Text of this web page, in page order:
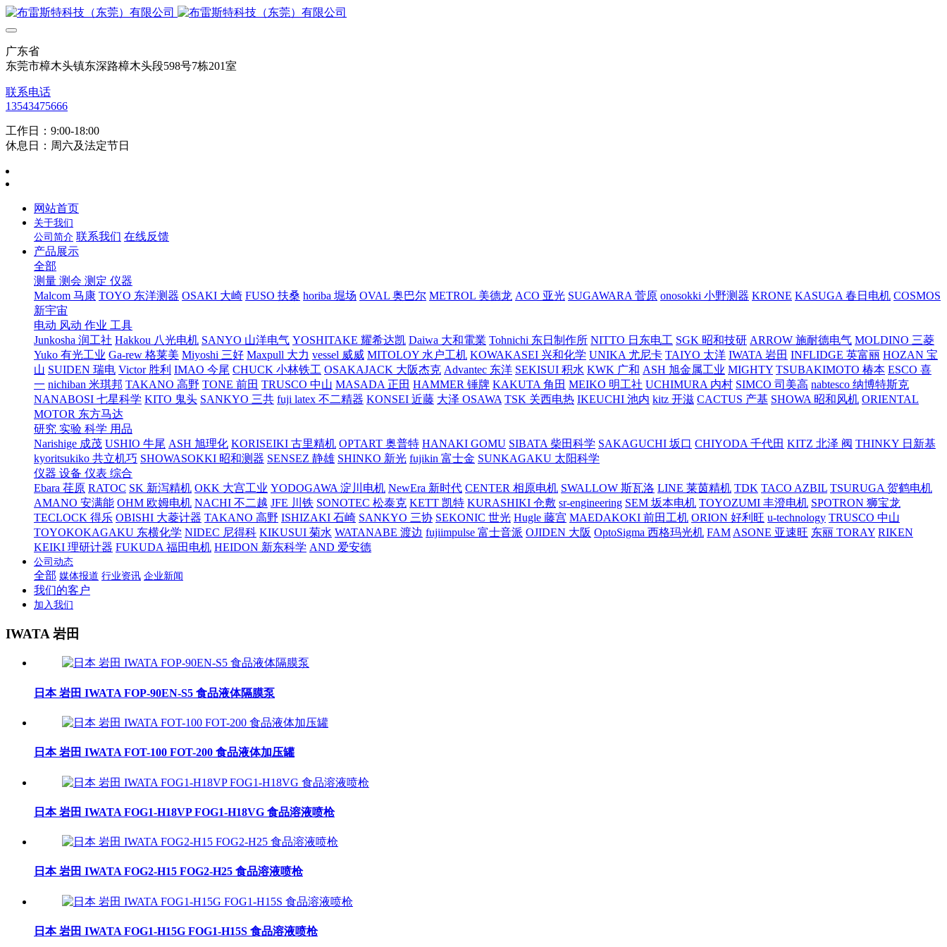
广东省
东莞市樟木头镇东深路樟木头段598号7栋201室
联系电话
13543475666
工作日：9:00-18:00
休息日：周六及法定节日
网站首页
关于我们
公司简介 联系我们 在线反馈
产品展示
全部
测量 测会 测定 仪器
Malcom 马康 TOYO 东洋测器 OSAKI 大崎 FUSO 扶桑 horiba 堀场 OVAL 奥巴尔 METROL 美德龙 ACO 亚光 SUGAWARA 菅原 onosokki 小野测器 KRONE KASUGA 春日电机 COSMOS
新宇宙
电动 风动 作业 工具
Junkosha 润工社 Hakkou 八光电机 SANYO 山洋电气 YOSHITAKE 耀希达凯 Daiwa 大和電業 Tohnichi 东日制作所 NITTO 日东电工 SGK 昭和技研 ARROW 施耐德电气 MOLDINO 三菱
Yuko 有光工业 Ga-rew 格莱美 Miyoshi 三好 Maxpull 大力 vessel 威威 MITOLOY 水户工机 KOWAKASEI 兴和化学 UNIKA 尤尼卡 TAIYO 太洋 IWATA 岩田 INFLIDGE 英富丽 HOZAN 宝
山 SUIDEN 瑞电 Victor 胜利 IMAO 今尾 CHUCK 小林铁工 OSAKAJACK 大阪杰克 Advantec 东洋 SEKISUI 积水 KWK 广和 ASH 旭金属工业 MIGHTY TSUBAKIMOTO 椿本 ESCO 喜
一 nichiban 米琪邦 TAKANO 高野 TONE 前田 TRUSCO 中山 MASADA 正田 HAMMER 锤牌 KAKUTA 角田 MEIKO 明工社 UCHIMURA 内村 SIMCO 司美高 nabtesco 纳博特斯克
NANABOSI 七星科学 KITO 鬼头 SANKYO 三共 fuji latex 不二精器 KONSEI 近藤 大泽 OSAWA TSK 关西电热 IKEUCHI 池内 kitz 开滋 CACTUS 产基 SHOWA 昭和风机 ORIENTAL
MOTOR 东方马达
研究 实验 科学 用品
Narishige 成茂 USHIO 牛尾 ASH 旭理化 KORISEIKI 古里精机 OPTART 奥普特 HANAKI GOMU SIBATA 柴田科学 SAKAGUCHI 坂口 CHIYODA 千代田 KITZ 北泽 阀 THINKY 日新基
kyoritsukiko 共立机巧 SHOWASOKKI 昭和测器 SENSEZ 静雄 SHINKO 新光 fujikin 富士金 SUNKAGAKU 太阳科学
仪器 设备 仪表 综合
Ebara 荏原 RATOC SK 新泻精机 OKK 大宫工业 YODOGAWA 淀川电机 NewEra 新时代 CENTER 相原电机 SWALLOW 斯瓦洛 LINE 莱茵精机 TDK TACO AZBIL TSURUGA 贺鹤电机
AMANO 安满能 OHM 欧姆电机 NACHI 不二越 JFE 川铁 SONOTEC 松泰克 KETT 凯特 KURASHIKI 仓敷 sr-engineering SEM 坂本电机 TOYOZUMI 丰澄电机 SPOTRON 狮宝龙
TECLOCK 得乐 OBISHI 大菱计器 TAKANO 高野 ISHIZAKI 石崎 SANKYO 三协 SEKONIC 世光 Hugle 藤宫 MAEDAKOKI 前田工机 ORION 好利旺 u-technology TRUSCO 中山
TOYOKOKAGAKU 东横化学 NIDEC 尼得科 KIKUSUI 菊水 WATANABE 渡边 fujiimpulse 富士音派 OJIDEN 大阪 OptoSigma 西格玛光机 FAM ASONE 亚速旺 东丽 TORAY RIKEN
KEIKI 理研计器 FUKUDA 福田电机 HEIDON 新东科学 AND 爱安德
公司动态
全部 媒体报道 行业资讯 企业新闻
我们的客户
加入我们
IWATA 岩田
日本 岩田 IWATA FOP-90EN-S5 食品液体隔膜泵
日本 岩田 IWATA FOT-100 FOT-200 食品液体加压罐
日本 岩田 IWATA FOG1-H18VP FOG1-H18VG 食品溶液喷枪
日本 岩田 IWATA FOG2-H15 FOG2-H25 食品溶液喷枪
日本 岩田 IWATA FOG1-H15G FOG1-H15S 食品溶液喷枪